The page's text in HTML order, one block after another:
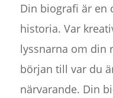
Din biografi är en
historia. Var
lyssnarna om din
början till var du
närvarande. Din